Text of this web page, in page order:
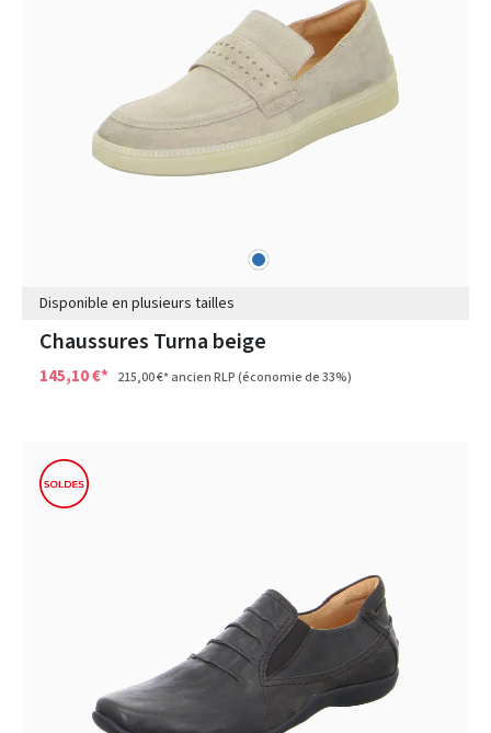
bleu
Disponible en plusieurs tailles
Chaussures Turna beige
145,10 €* 215,00 €*ancien RLP(économie de 33%)